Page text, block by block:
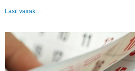
Lasīt vairāk…